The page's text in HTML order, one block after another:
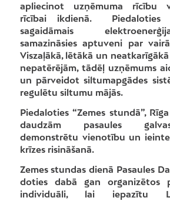
apliecinot uzņēmuma rīcību
rīcībai ikdienā. Piedaloties
sagaidāmais
samazināsies aptuveni par
Viszaļākā, lētākā un
nepatērējām, tādēļ uzņēmums
un pārveidot siltumapgādes
regulētu siltumu mājās.
Piedaloties “Zemes stundā”,
daudzām pasaules
demonstrētu vienotību un
krīzes risināšanā.
Zemes stundas dienā Pasaules
doties dabā gan organizētos
individuāli, lai iepazītu